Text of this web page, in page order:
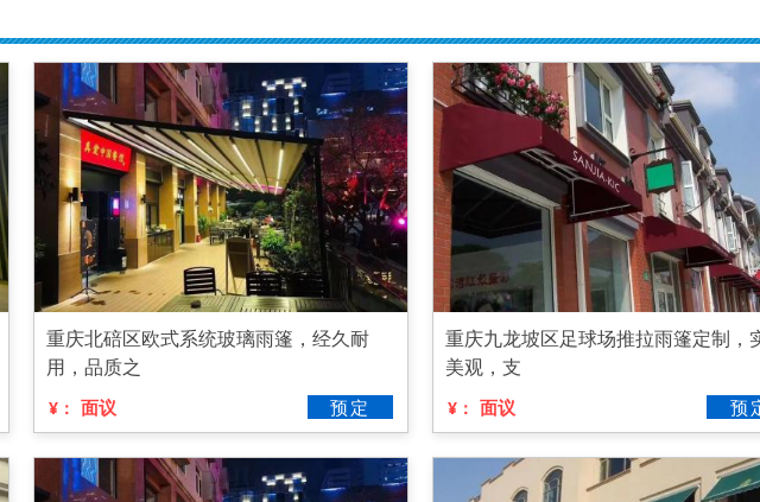
重庆北碚区欧式系统玻璃雨篷，经久耐
用，品质之
¥： 面议 预定
重庆九龙坡区足球场推拉雨篷定制，
美观，支
¥： 面议 预